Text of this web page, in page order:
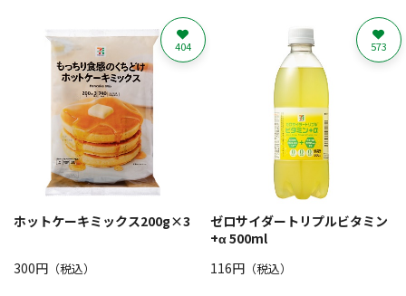
ホットケーキミックス200g×3
300円 （税込）
404
ゼロサイダートリプルビタミン
+α 500ml
116円（税込）
573